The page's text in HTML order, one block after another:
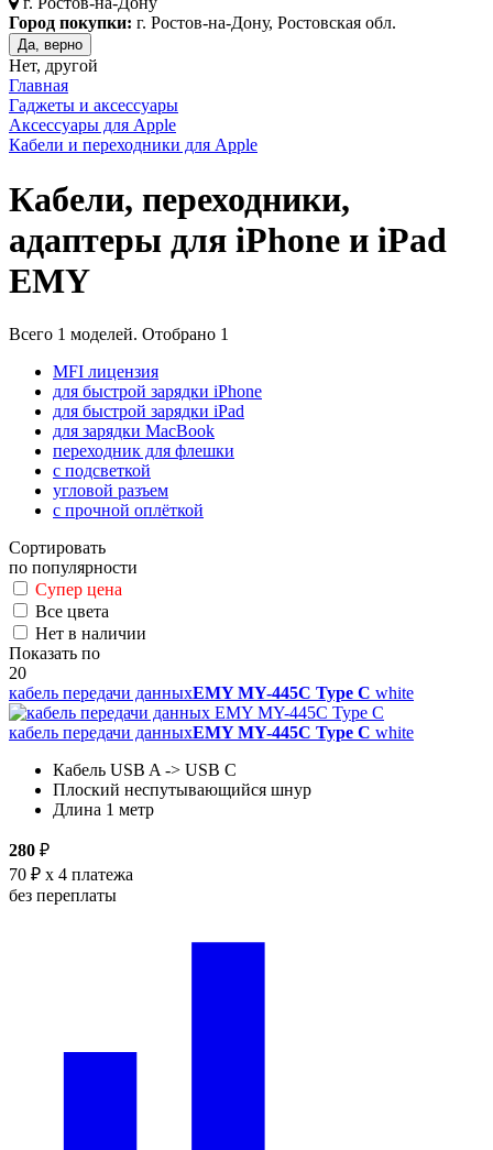
Город покупки: г. Ростов-на-Дону, Ростовская обл.
Да, верно
Нет, другой
Главная
Гаджеты и аксессуары
Аксессуары для Apple
Кабели и переходники для Apple
Кабели, переходники,
адаптеры для iPhone и iPad
EMY
Всего 1 моделей. Отобрано 1
MFI лицензия
для быстрой зарядки iPhone
для быстрой зарядки iPad
для зарядки MacBook
переходник для флешки
с подсветкой
угловой разъем
с прочной оплёткой
Сортировать
по популярности
Супер цена
Все цвета
Нет в наличии
Показать по
20
кабель передачи данныхEMY MY-445C Type C white
кабель передачи данныхEMY MY-445C Type C white
Кабель USB A -> USB C
Плоский неспутывающийся шнур
Длина 1 метр
280 ₽
70 ₽ x 4 платежа
без переплаты